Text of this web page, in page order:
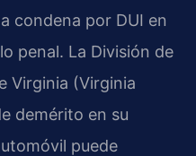
condena por DUI en
penal. La División de
Virginia (Virginia
demérito en su
puede